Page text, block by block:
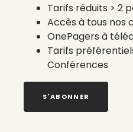
Tarifs réduits > 2
Accès à tous nos
OnePagers à
Tarifs
Conférences
S'ABONNER